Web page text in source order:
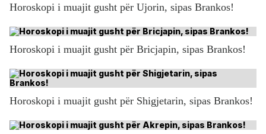
Horoskopi i muajit gusht për Ujorin, sipas Brankos!
Horoskopi i muajit gusht për Bricjapin, sipas Brankos!
Horoskopi i muajit gusht për Shigjetarin, sipas Brankos!